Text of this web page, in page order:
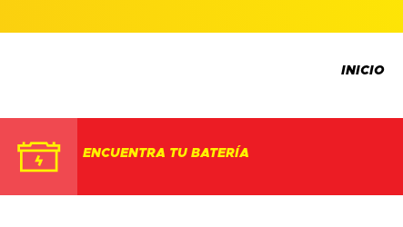
INICIO
ENCUENTRA TU BATERÍA